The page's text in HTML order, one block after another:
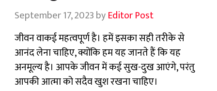
September 17, 2023byEditor Post
जीवन वाकई महत्वपूर्ण है। हमें इसका सही तरीके से
आनंद लेना चाहिए, क्योंकि हम यह जानते हैं कि यह
अनमूल्य है। आपके जीवन में कई सुख-दुख आएंगे, परंतु
आपकी आत्मा को सदैव खुश रखना चाहिए।